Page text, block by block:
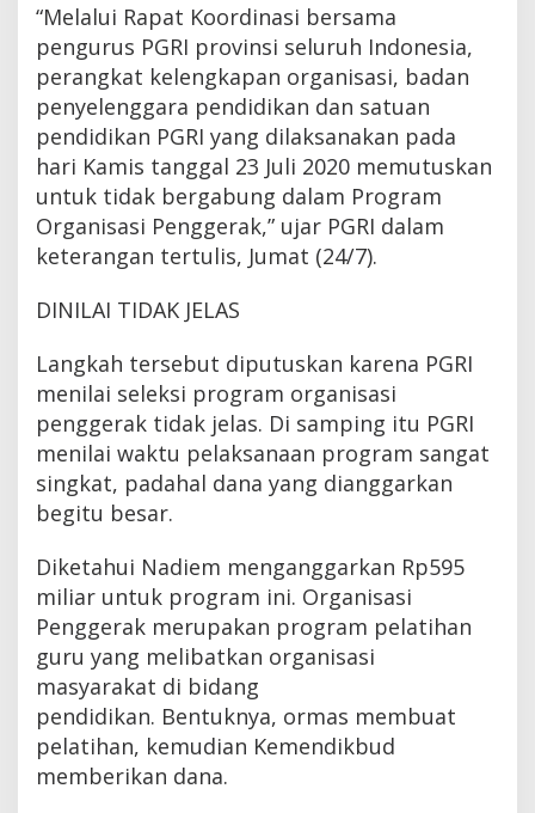
“Melalui Rapat Koordinasi bersama
pengurus PGRI provinsi seluruh Indonesia,
perangkat kelengkapan organisasi, badan
penyelenggara pendidikan dan satuan
pendidikan PGRI yang dilaksanakan pada
hari Kamis tanggal 23 Juli 2020 memutuskan
untuk tidak bergabung dalam Program
Organisasi Penggerak,” ujar PGRI dalam
keterangan tertulis, Jumat (24/7).
DINILAI TIDAK JELAS
Langkah tersebut diputuskan karena PGRI
menilai seleksi program organisasi
penggerak tidak jelas. Di samping itu PGRI
menilai waktu pelaksanaan program sangat
singkat, padahal dana yang dianggarkan
begitu besar.
Diketahui Nadiem menganggarkan Rp595
miliar untuk program ini. Organisasi
Penggerak merupakan program pelatihan
guru yang melibatkan organisasi
masyarakat di bidang
pendidikan. Bentuknya, ormas membuat
pelatihan, kemudian Kemendikbud
memberikan dana.